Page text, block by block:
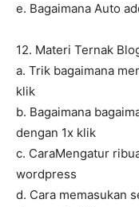
e. Bagaimana Auto
12. Materi Ternak
a. Trik bagaimana
klik
b. Bagaimana
dengan 1x klik
c. CaraMengatur
wordpress
d. Cara memasukan